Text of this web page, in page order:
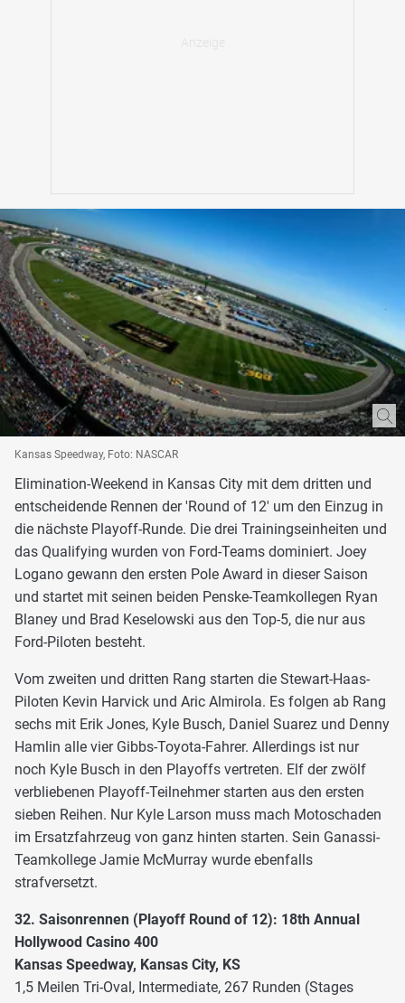
Kansas Speedway, Foto: NASCAR
Elimination-Weekend in Kansas City mit dem dritten und
entscheidende Rennen der 'Round of 12' um den Einzug in
die nächste Playoff-Runde. Die drei Trainingseinheiten und
das Qualifying wurden von Ford-Teams dominiert. Joey
Logano gewann den ersten Pole Award in dieser Saison
und startet mit seinen beiden Penske-Teamkollegen Ryan
Blaney und Brad Keselowski aus den Top-5, die nur aus
Ford-Piloten besteht.
Vom zweiten und dritten Rang starten die Stewart-Haas-
Piloten Kevin Harvick und Aric Almirola. Es folgen ab Rang
sechs mit Erik Jones, Kyle Busch, Daniel Suarez und Denny
Hamlin alle vier Gibbs-Toyota-Fahrer. Allerdings ist nur
noch Kyle Busch in den Playoffs vertreten. Elf der zwölf
verbliebenen Playoff-Teilnehmer starten aus den ersten
sieben Reihen. Nur Kyle Larson muss mach Motoschaden
im Ersatzfahrzeug von ganz hinten starten. Sein Ganassi-
Teamkollege Jamie McMurray wurde ebenfalls
strafversetzt.
32. Saisonrennen (Playoff Round of 12): 18th Annual
Hollywood Casino 400
Kansas Speedway, Kansas City, KS
1,5 Meilen Tri-Oval, Intermediate, 267 Runden (Stages